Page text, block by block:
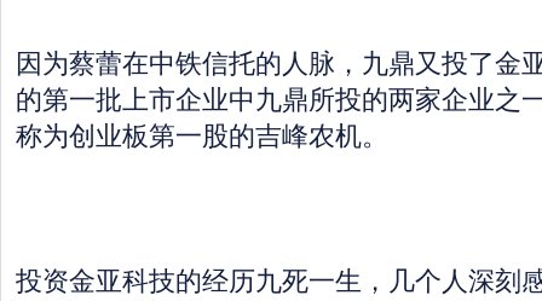
因为蔡蕾在中铁信托的人脉，九鼎又投了金
的第一批上市企业中九鼎所投的两家企业之
称为创业板第一股的吉峰农机。
投资金亚科技的经历九死一生，几个人深刻